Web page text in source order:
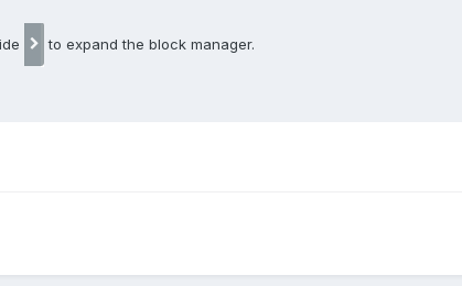
to expand the block manager.